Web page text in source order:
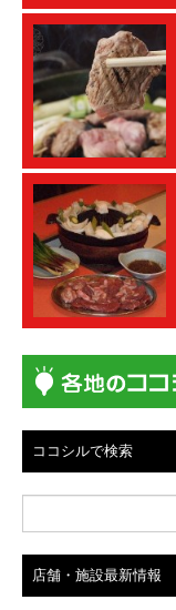
ココシルで検索
店舗・施設最新情報